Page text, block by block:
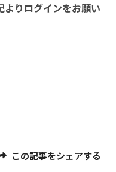
よりログインをお願い
この記事をシェアする